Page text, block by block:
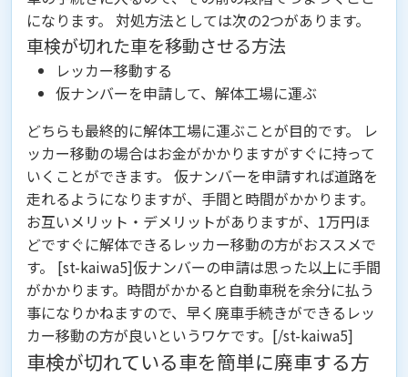
になります。 対処方法としては次の2つがあります。
車検が切れた車を移動させる方法
レッカー移動する
仮ナンバーを申請して、解体工場に運ぶ
どちらも最終的に解体工場に運ぶことが目的です。 レ
ッカー移動の場合はお金がかかりますがすぐに持って
いくことができます。 仮ナンバーを申請すれば道路を
走れるようになりますが、手間と時間がかかります。
お互いメリット・デメリットがありますが、 1万円ほ
どですぐに解体できるレッカー移動の方がおススメで
す。 [st-kaiwa5]仮ナンバーの申請は思った以上に手間
がかかります。時間がかかると自動車税を余分に払う
事になりかねますので、早く廃車手続きができるレッ
カー移動の方が良いというワケです。[/st-kaiwa5]
車検が切れている車を簡単に廃車する方